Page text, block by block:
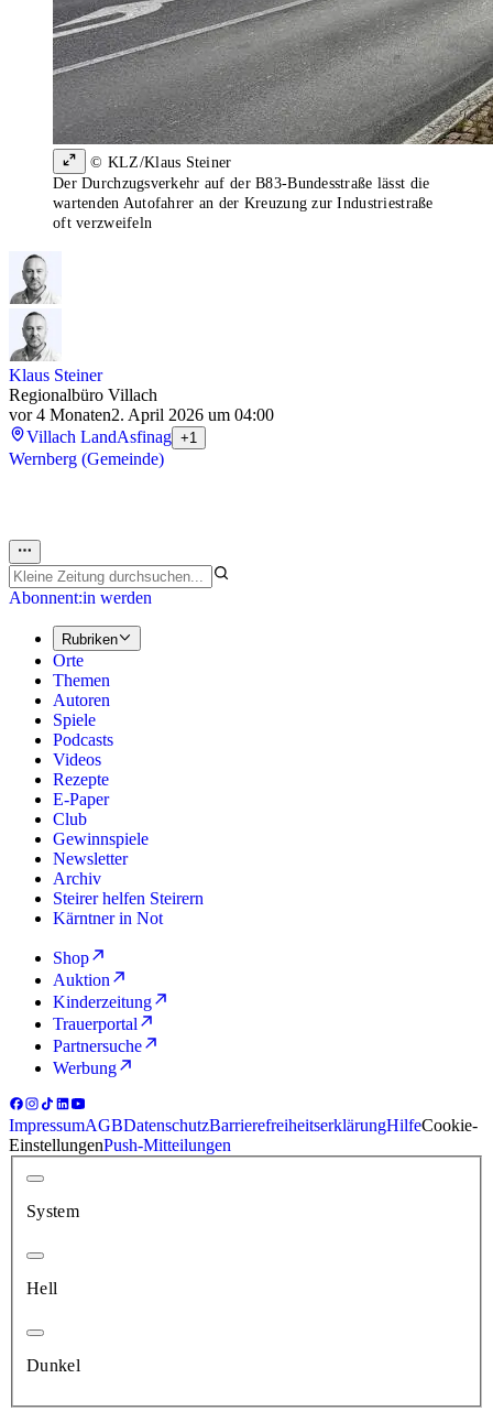
© KLZ/Klaus Steiner
Der Durchzugsverkehr auf der B83-Bundesstraße lässt die
wartenden Autofahrer an der Kreuzung zur Industriestraße
oft verzweifeln
Klaus Steiner
Regionalbüro Villach
vor 4 Monaten2. April 2026 um 04:00
Villach LandAsfinag +1
Wernberg (Gemeinde)
Abonnent:in werden
Rubriken
Orte
Themen
Autoren
Spiele
Podcasts
Videos
Rezepte
E-Paper
Club
Gewinnspiele
Newsletter
Archiv
Steirer helfen Steirern
Kärntner in Not
Shop
Auktion
Kinderzeitung
Trauerportal
Partnersuche
Werbung
ImpressumAGBDatenschutzBarrierefreiheitserklärungHilfeCookie-
EinstellungenPush-Mitteilungen
System
Hell
Dunkel